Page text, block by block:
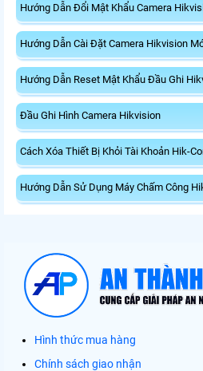
Hướng Dẫn Đổi Mật Khẩu Camera
Hướng Dẫn Cài Đặt Camera Hikvision
Hướng Dẫn Reset Mật Khẩu Đầu Ghi
Đầu Ghi Hình Camera Hikvision
Cách Xóa Thiết Bị Khỏi Tài Khoản Hik-
Hướng Dẫn Sử Dụng Máy Chấm Công
Hình thức mua hàng
Chính sách giao nhận